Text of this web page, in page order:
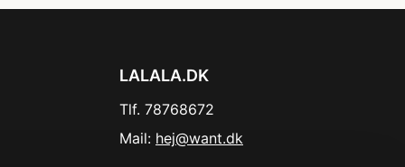
LALALA.DK
Tlf. 78768672
Mail: hej@want.dk